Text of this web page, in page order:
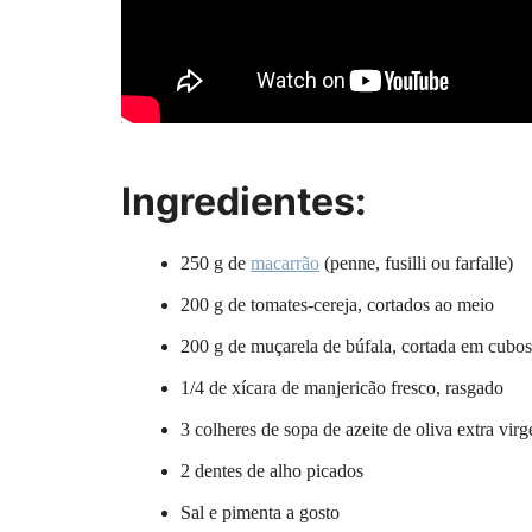
Ingredientes:
250 g de macarrão (penne, fusilli ou farfalle)
200 g de tomates-cereja, cortados ao meio
200 g de muçarela de búfala, cortada em cubos
1/4 de xícara de manjericão fresco, rasgado
3 colheres de sopa de azeite de oliva extra
2 dentes de alho picados
Sal e pimenta a gosto